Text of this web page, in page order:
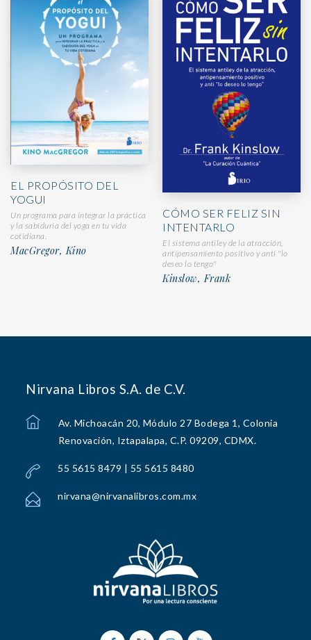
EL PROPÓSITO DEL
YOGUI
Un programa para integrar la práctica
y la sabiduría del yoga en tu vida
cotidiana.
MacGregor, Kino
CÓMO SER FELIZ SIN
INTENTARLO
El sistema antiley de la atracción,
antipensamiento positivo y anti "lo
deseo lo tengo"
Kinslow, Frank
Nirvana Libros S.A. de C.V.
Av. Michoacán 20, Módulo 27 Bodega 1, Colonia
Renovación, Iztapalapa, C.P. 09209, CDMX.
55 5615 8479 | 55 5615 8480
nirvana@nirvanalibros.com.mx